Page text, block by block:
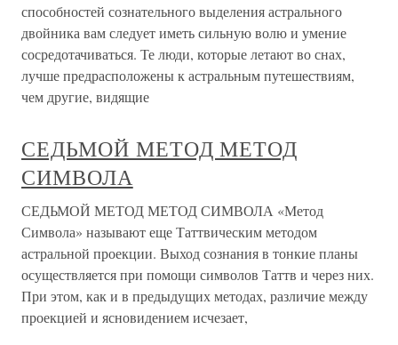
способностей сознательного выделения астрального
двойника вам следует иметь сильную волю и умение
сосредотачиваться. Те люди, которые летают во снах,
лучше предрасположены к астральным путешествиям,
чем другие, видящие
СЕДЬМОЙ МЕТОД МЕТОД
СИМВОЛА
СЕДЬМОЙ МЕТОД МЕТОД СИМВОЛА «Метод
Символа» называют еще Таттвическим методом
астральной проекции. Выход сознания в тонкие планы
осуществляется при помощи символов Таттв и через них.
При этом, как и в предыдущих методах, различие между
проекцией и ясновидением исчезает,